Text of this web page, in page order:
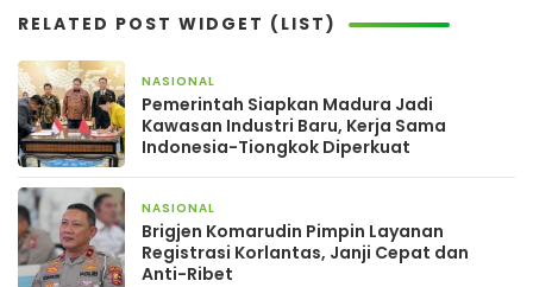
RELATED POST WIDGET (LIST)
NASIONAL
Pemerintah Siapkan Madura Jadi
Kawasan Industri Baru, Kerja Sama
Indonesia-Tiongkok Diperkuat
NASIONAL
Brigjen Komarudin Pimpin Layanan
Registrasi Korlantas, Janji Cepat dan
Anti-Ribet